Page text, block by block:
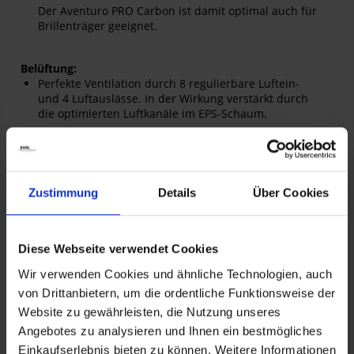
Zustimmung Details Über Cookies
Diese Webseite verwendet Cookies
Wir verwenden Cookies und ähnliche Technologien, auch
von Drittanbietern, um die ordentliche Funktionsweise der
Website zu gewährleisten, die Nutzung unseres
Angebotes zu analysieren und Ihnen ein bestmögliches
Einkaufserlebnis bieten zu können. Weitere Informationen
Der Aventuro PRO Carbon ist damit optimal auch für
Brillenträger geeignet.
Belüftung:
Perfekte Ventilation durch 8 regulierbare Luftein-
und 4 Luftauslässe. In der Wirkung verstärkt durch
die optimierten Luftkanäle im EPS-Schaum.
Innenpolster:
Innenposter aus Coolmax™, austauschbar und
waschbar. 3-Dimensional vorgeformte
Wangenpolster aus Coolmax™ mit F.R.S. Emergency
Strap System.
Reflexflächen steigern die Sichtbarkeit bei
Ergo Padding System:
Das beiliegende „Ergo Padding System“ erlaubt
mittels mehrerer Schaumstoff-Polsterstreifen die
optimale Anpassung des Helmes an die individuelle